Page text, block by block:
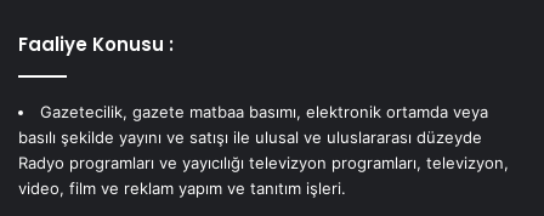
Faaliye Konusu :
Gazetecilik, gazete matbaa basımı, elektronik ortamda veya
basılı şekilde yayını ve satışı ile ulusal ve uluslararası düzeyde
Radyo programları ve yayıcılığı televizyon programları, televizyon,
video, film ve reklam yapım ve tanıtım işleri.